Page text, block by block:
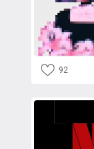
92